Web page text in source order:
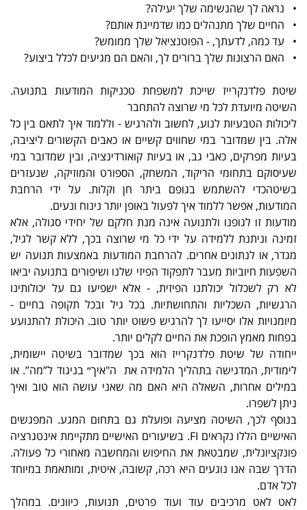
• נראה לך שהנשימה שלך יעילה?
• החיים שלך מתנהלים כמו שדמיינת אותם?
• עד כמה, לדעתך, - הפוטנציאל שלך ממומש?
• האם הרצונות שלך ברורים לך, והאם הם מגיעים לכלל ביצוע?
שיטת פלדנקרייז שייכת למשפחת טכניקות המודעות בתנועה.
השיטה מיועדת לכל מי שרוצה להתחבר
ליכולות הטבעיות לנוע, לחשוב ולהרגיש - וללמוד איך לתאם בין כל
אלה. בין שמדובר במי שחווים קשיים או כאבים הקשורים ליציבה,
בעיות מפרקים, כאבי גב, או בעיות קואורדינציה, ובין שמדובר במי
שעיסוקם בתחומי הריקוד, המשחק, הספורט והמוזיקה, שנעזרים
בשיטהכדי להשתמש בגופם ביתר חן וקלות. על ידי הרחבת
המודעות, אפשר ללמוד איך לפעול באופן יותר נינוח ונעים.
מודעות זו לגופנו ולתנועה אינה מנת חלקם של יחידי סגולה, אלא
זמינה וניתנת ללמידה על ידי כל מי שרוצה בכך, ללא קשר לגיל,
מגדר, או לנתונים אחרים. להרחבת המודעות באמצעות תנועה יש
השפעות חיוביות מעבר לתפקוד הפיזי שלנו ושיפורים בתנועה יביאו
לא רק לשכלול יכולתנו הפיזית, - אלא ישפיעו גם על יכולותינו
הרגשיות, השכליות והתחושתיות. בכל גיל ובכל תקופה בחיים -
מיומנויות אלו יסייעו לך להרגיש פשוט יותר טוב. היכולת להתנועע
בפחות מאמץ הופכת את החיים לקלים יותר.
ייחודה של שיטת פלדנקרייז הוא בכך שמדובר בשיטה יישומית,
לימודית, המדגישה בתהליך הלמידה את ה"איך״ בניגוד ל”מה”. או
במילים אחרות, השאלה היא האם מה שאני עושה הוא טוב ואיך
ניתן לשפרו.
בנוסף לכך, השיטה מציעה ופועלת גם בתחום המגע. המפגשים
האישיים הללו נקראים FI. בשיעורים האישיים מתקיימת אינטגרציה
פונקציונלית, שמבטאת את החיפוש והמחשבה מאחורי כל פעולה.
הדרך שבה אנו נוגעים היא רכה, קשובה, איטית, ומותאמת במיוחד
לכל אדם.
לאט לאט מרכיבים עוד ועוד פרטים, תנועות, כיוונים. במהלך